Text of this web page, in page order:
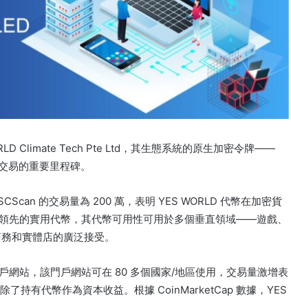
Climate Tech Pte Ltd，其生態系統的原生加密令牌——
的重要里程碑。
的交易量為 200 萬，表明 YES WORLD 代幣在加密貨
先的實用代幣，其代幣可用性可用於多個垂直領域——遊戲、
和實體店的廣泛接受。
網站，該門戶網站可在 80 多個國家/地區使用，交易量激增表
了持有代幣作為資本收益。 根據 CoinMarketCap 數據，YES